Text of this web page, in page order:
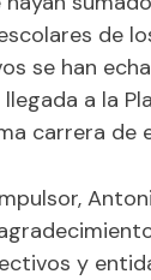
de
se han
a la
carrera de
y